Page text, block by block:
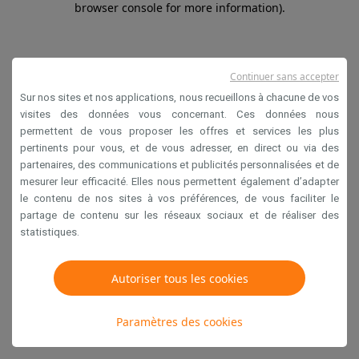
browser console for more information).
Sur nos sites et nos applications, nous recueillons à chacune de vos
visites des données vous concernant. Ces données nous
permettent de vous proposer les offres et services les plus
pertinents pour vous, et de vous adresser, en direct ou via des
partenaires, des communications et publicités personnalisées et de
mesurer leur efficacité. Elles nous permettent également d’adapter
le contenu de nos sites à vos préférences, de vous faciliter le
partage de contenu sur les réseaux sociaux et de réaliser des
statistiques.
Autoriser tous les cookies
Paramètres des cookies
Continuer sans accepter